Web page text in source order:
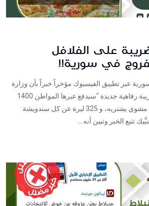
على الفلافل
في سورية!!
عبر تطبيق الفيسبوك مؤخراً خبراً بأن وزارة
المالية السورية أقرت ضريبة رفاهية جديدة "سيدفع عبرها المواطن 1400
ليرة ضريبة عن كل فروج مشوي يشتريه، و 325 ليرة عن كل سندويشة
تتبع الخبر وتبين أنه...